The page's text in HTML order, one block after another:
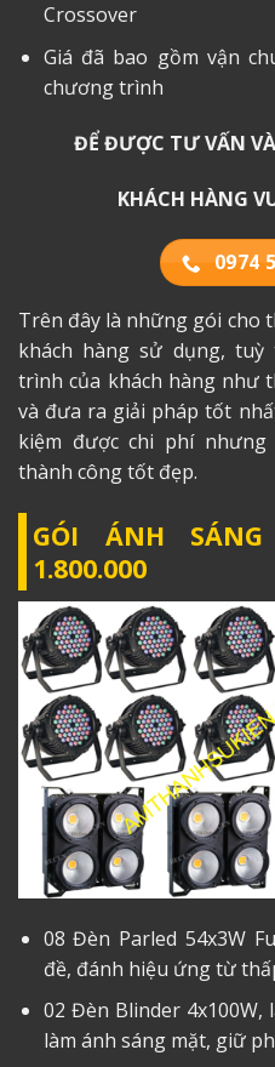
Crossover
Giá đã bao gồm vận
chương trình
ĐỂ ĐƯỢC TƯ VẤN
KHÁCH HÀNG
0974
Trên đây là những gói cho
khách hàng sử dụng,
trình của khách hàng như
và đưa ra giải pháp tốt
kiệm được chi phí
thành công tốt đẹp.
GÓI ÁNH
1.800.000
08 Đèn Parled 54x3W
đề, đánh hiệu ứng từ
02 Đèn Blinder 4x100W,
làm ánh sáng mặt, giữ